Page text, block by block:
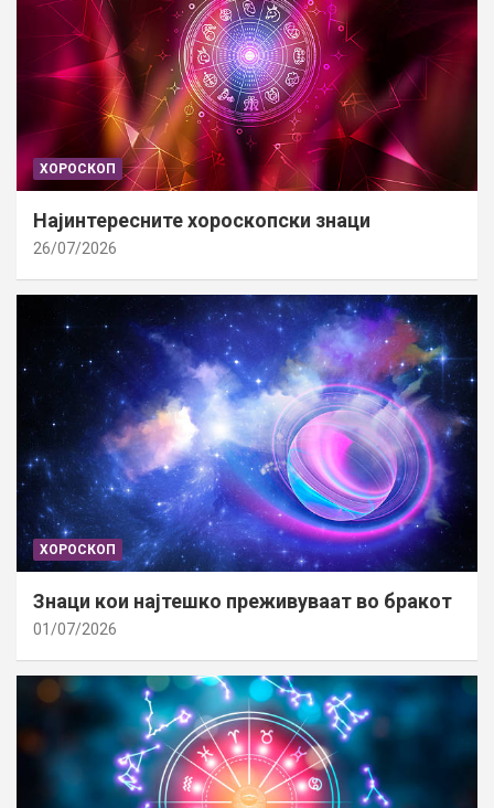
ХОРОСКОП
Најинтересните хороскопски знаци
26/07/2026
ХОРОСКОП
Знаци кои најтешко преживуваат во бракот
01/07/2026